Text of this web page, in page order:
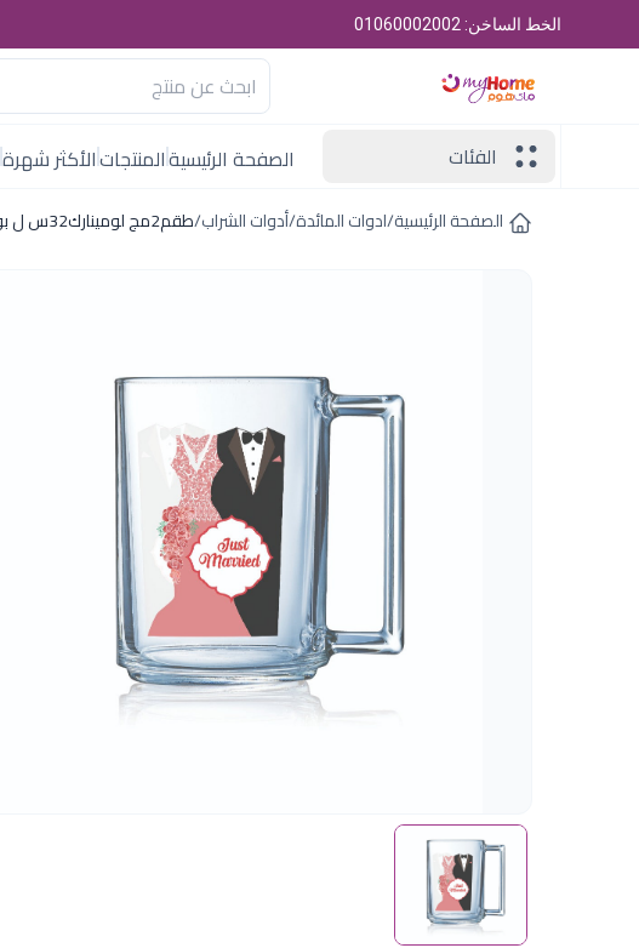
الخط الساخن: 01060002002
الفئات
الصفحة الرئيسيةالمنتجاتالأكثر شهرة
الصفحة الرئيسية/ادوات المائدة/أدوات الشراب/طقم2مج لومينارك32س ل بونجاست ماريدامارات